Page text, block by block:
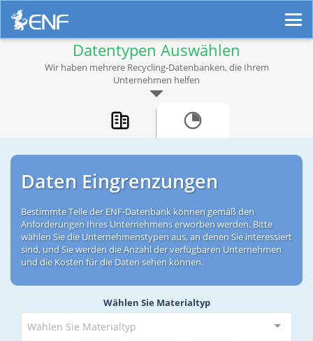
Datentypen Auswählen
Wir haben mehrere Recycling-Datenbanken, die Ihrem
Unternehmen helfen
Daten Eingrenzungen
Bestimmte Teile der ENF-Datenbank können gemäß den
Anforderungen Ihres Unternehmens erworben werden. Bitte
wählen Sie die Unternehmenstypen aus, an denen Sie interessiert
sind, und Sie werden die Anzahl der verfügbaren Unternehmen
und die Kosten für die Daten sehen können.
Wählen Sie Materialtyp
Wählen Sie Materialtyp